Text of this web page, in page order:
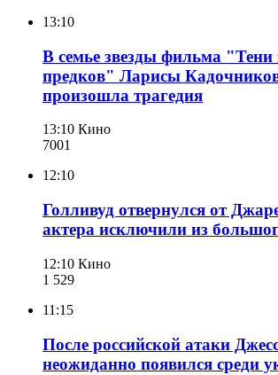
13:10
В семье звезды фильма
предков" Ларисы
произошла трагедия
13:10 Кино
7001
12:10
Голливуд отвернулся от
актера исключили из
12:10 Кино
1 529
11:15
После российской атаки
неожиданно появился среди